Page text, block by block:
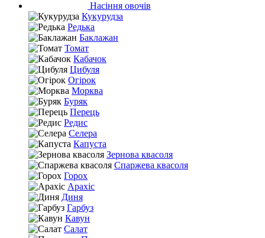
Насіння овочів
Кукурудза
Редька
Баклажан
Томат
Кабачок
Цибуля
Огірок
Морква
Буряк
Перець
Редис
Селера
Капуста
Зернова квасоля
Спаржева квасоля
Горох
Арахіс
Диня
Гарбуз
Кавун
Салат